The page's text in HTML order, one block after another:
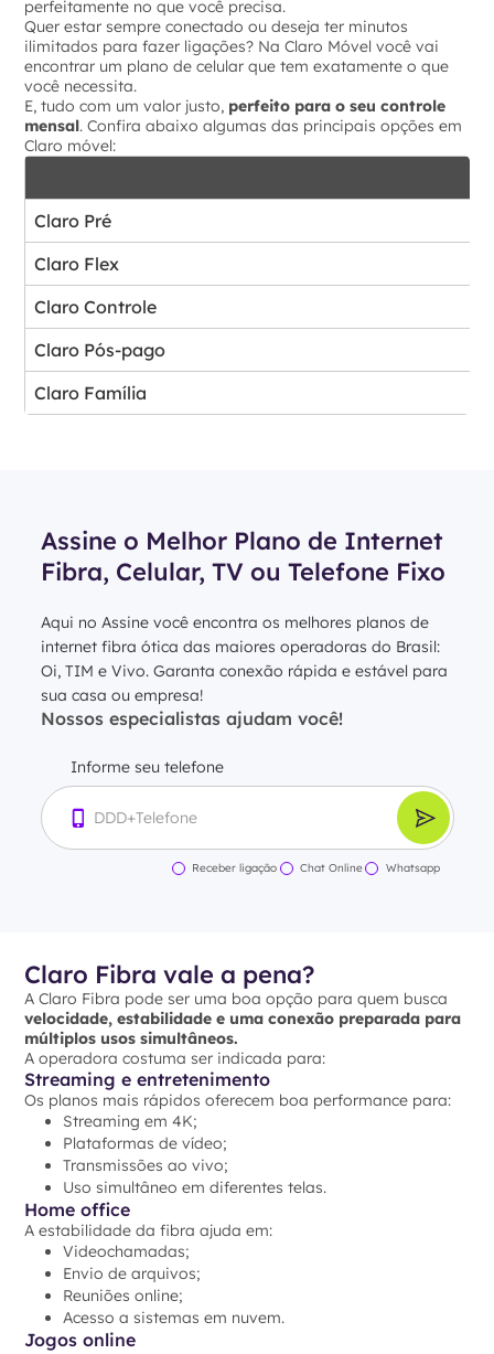
perfeitamente no que você precisa.
Quer estar sempre conectado ou deseja ter minutos
ilimitados para fazer ligações? Na Claro Móvel você vai
encontrar um plano de celular que tem exatamente o que
você necessita.
E, tudo com um valor justo, perfeito para o seu controle
mensal. Confira abaixo algumas das principais opções em
Claro móvel:
Claro Pré
Claro Flex
Claro Controle
Claro Pós-pago
Claro Família
Assine o Melhor Plano de Internet
Fibra, Celular, TV ou Telefone Fixo
Aqui no Assine você encontra os melhores planos de
internet fibra ótica das maiores operadoras do Brasil:
Oi, TIM e Vivo. Garanta conexão rápida e estável para
sua casa ou empresa!
Nossos especialistas ajudam você!
Informe seu telefone
Receber ligação Chat Online Whatsapp
Claro Fibra vale a pena?
A Claro Fibra pode ser uma boa opção para quem busca
velocidade, estabilidade e uma conexão preparada para
múltiplos usos simultâneos.
A operadora costuma ser indicada para:
Streaming e entretenimento
Os planos mais rápidos oferecem boa performance para:
Streaming em 4K;
Plataformas de vídeo;
Transmissões ao vivo;
Uso simultâneo em diferentes telas.
Home office
A estabilidade da fibra ajuda em:
Videochamadas;
Envio de arquivos;
Reuniões online;
Acesso a sistemas em nuvem.
Jogos online